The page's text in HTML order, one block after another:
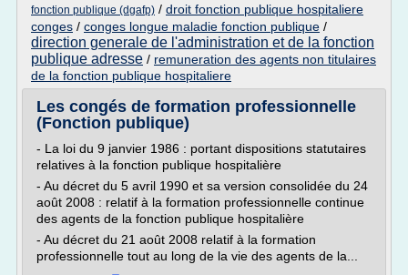
fonction publique (dgafp) / droit fonction publique hospitaliere
conges / conges longue maladie fonction publique /
direction generale de l'administration et de la fonction
publique adresse / remuneration des agents non titulaires
de la fonction publique hospitaliere
Les congés de formation professionnelle
(Fonction publique)
- La loi du 9 janvier 1986 : portant dispositions statutaires
relatives à la fonction publique hospitalière
- Au décret du 5 avril 1990 et sa version consolidée du 24
août 2008 : relatif à la formation professionnelle continue
des agents de la fonction publique hospitalière
- Au décret du 21 août 2008 relatif à la formation
professionnelle tout au long de la vie des agents de la...